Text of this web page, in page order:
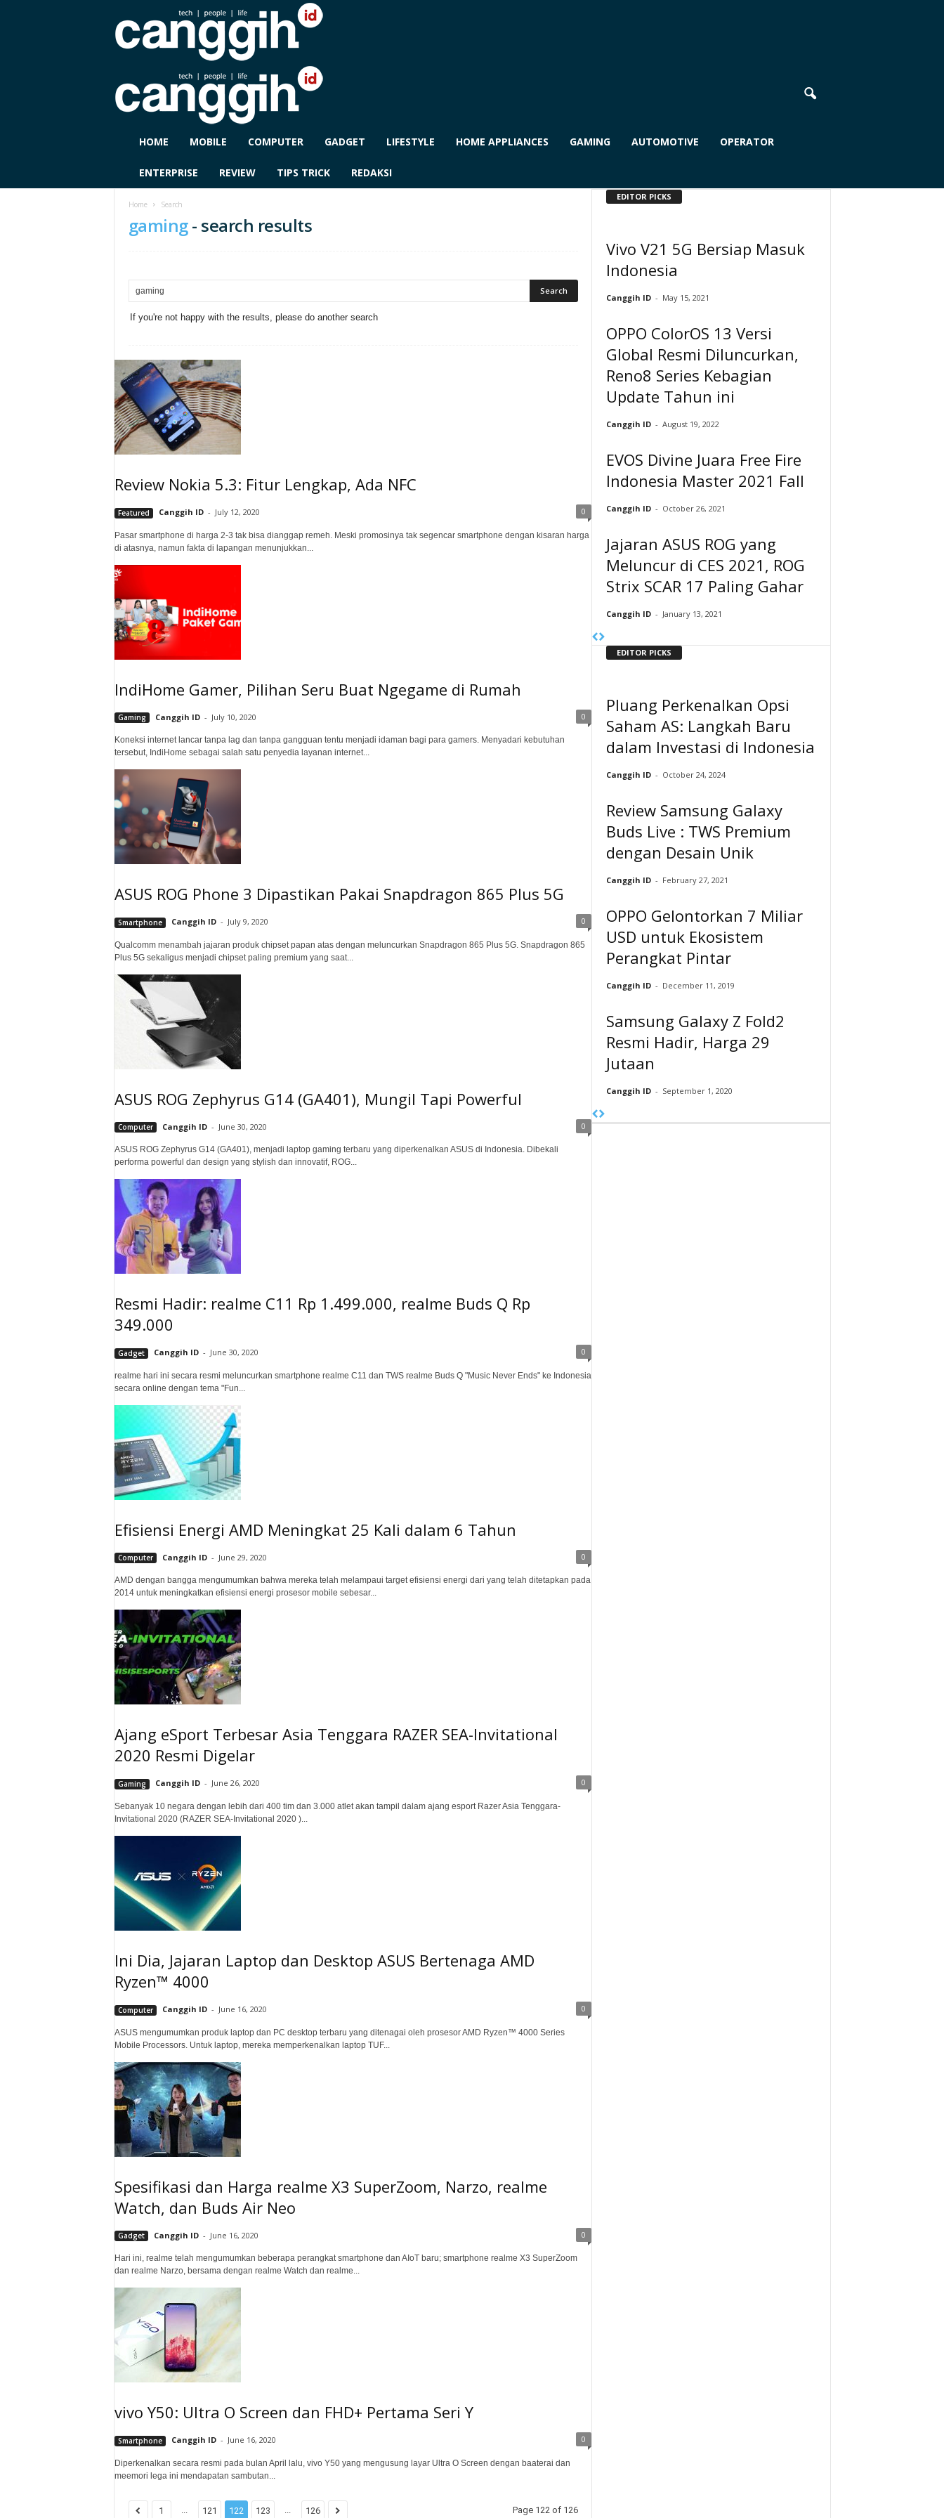
G
HOME MOBILE COMPUTER GADGET LIFESTYLE HOME APPLIANCES GAMING AUTOMOTIVE OPERATOR
ENTERPRISE REVIEW TIPS TRICK REDAKSI
Home Search
gaming- search results
If you're not happy with the results, please do another search
Review Nokia 5.3: Fitur Lengkap, Ada NFC
Featured Canggih ID - July 12, 2020 0
Pasar smartphone di harga 2-3 tak bisa dianggap remeh. Meski promosinya tak segencar smartphone dengan kisaran harga
di atasnya, namun fakta di lapangan menunjukkan...
IndiHome Gamer, Pilihan Seru Buat Ngegame di Rumah
Gaming Canggih ID - July 10, 2020 0
Koneksi internet lancar tanpa lag dan tanpa gangguan tentu menjadi idaman bagi para gamers. Menyadari kebutuhan
tersebut, IndiHome sebagai salah satu penyedia layanan internet...
ASUS ROG Phone 3 Dipastikan Pakai Snapdragon 865 Plus 5G
Smartphone Canggih ID - July 9, 2020 0
Qualcomm menambah jajaran produk chipset papan atas dengan meluncurkan Snapdragon 865 Plus 5G. Snapdragon 865
Plus 5G sekaligus menjadi chipset paling premium yang saat...
ASUS ROG Zephyrus G14 (GA401), Mungil Tapi Powerful
Computer Canggih ID - June 30, 2020 0
ASUS ROG Zephyrus G14 (GA401), menjadi laptop gaming terbaru yang diperkenalkan ASUS di Indonesia. Dibekali
performa powerful dan design yang stylish dan innovatif, ROG...
Resmi Hadir: realme C11 Rp 1.499.000, realme Buds Q Rp
349.000
Gadget Canggih ID - June 30, 2020 0
realme hari ini secara resmi meluncurkan smartphone realme C11 dan TWS realme Buds Q "Music Never Ends" ke Indonesia
secara online dengan tema "Fun...
Efisiensi Energi AMD Meningkat 25 Kali dalam 6 Tahun
Computer Canggih ID - June 29, 2020 0
AMD dengan bangga mengumumkan bahwa mereka telah melampaui target efisiensi energi dari yang telah ditetapkan pada
2014 untuk meningkatkan efisiensi energi prosesor mobile sebesar...
Ajang eSport Terbesar Asia Tenggara RAZER SEA-Invitational
2020 Resmi Digelar
Gaming Canggih ID - June 26, 2020 0
Sebanyak 10 negara dengan lebih dari 400 tim dan 3.000 atlet akan tampil dalam ajang esport Razer Asia Tenggara-
Invitational 2020 (RAZER SEA-Invitational 2020 )...
Ini Dia, Jajaran Laptop dan Desktop ASUS Bertenaga AMD
Ryzen™ 4000
Computer Canggih ID - June 16, 2020 0
ASUS mengumumkan produk laptop dan PC desktop terbaru yang ditenagai oleh prosesor AMD Ryzen™ 4000 Series
Mobile Processors. Untuk laptop, mereka memperkenalkan laptop TUF...
Spesifikasi dan Harga realme X3 SuperZoom, Narzo, realme
Watch, dan Buds Air Neo
Gadget Canggih ID - June 16, 2020 0
Hari ini, realme telah mengumumkan beberapa perangkat smartphone dan AIoT baru; smartphone realme X3 SuperZoom
dan realme Narzo, bersama dengan realme Watch dan realme...
vivo Y50: Ultra O Screen dan FHD+ Pertama Seri Y
Smartphone Canggih ID - June 16, 2020 0
Diperkenalkan secara resmi pada bulan April lalu, vivo Y50 yang mengusung layar Ultra O Screen dengan baaterai dan
meemori lega ini mendapatan sambutan...
1 121 122 123 126 Page 122 of 126
EDITOR PICKS
Vivo V21 5G Bersiap Masuk
Indonesia
Canggih ID - May 15, 2021
OPPO ColorOS 13 Versi
Global Resmi Diluncurkan,
Reno8 Series Kebagian
Update Tahun ini
Canggih ID - August 19, 2022
EVOS Divine Juara Free Fire
Indonesia Master 2021 Fall
Canggih ID - October 26, 2021
Jajaran ASUS ROG yang
Meluncur di CES 2021, ROG
Strix SCAR 17 Paling Gahar
Canggih ID - January 13, 2021
EDITOR PICKS
Pluang Perkenalkan Opsi
Saham AS: Langkah Baru
dalam Investasi di Indonesia
Canggih ID - October 24, 2024
Review Samsung Galaxy
Buds Live : TWS Premium
dengan Desain Unik
Canggih ID - February 27, 2021
OPPO Gelontorkan 7 Miliar
USD untuk Ekosistem
Perangkat Pintar
Canggih ID - December 11, 2019
Samsung Galaxy Z Fold2
Resmi Hadir, Harga 29
Jutaan
Canggih ID - September 1, 2020